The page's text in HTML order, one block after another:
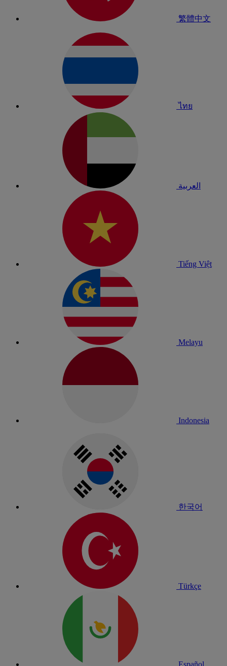
繁體中文
ไทย
العربية
Tiếng Việt
Melayu
Indonesia
한국어
Türkçe
Español